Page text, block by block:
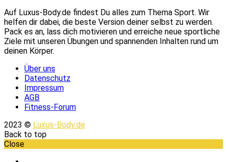
Auf Luxus-Body.de findest Du alles zum Thema Sport. Wir
helfen dir dabei, die beste Version deiner selbst zu werden.
Pack es an, lass dich motivieren und erreiche neue sportliche
Ziele mit unseren Übungen und spannenden Inhalten rund um
deinen Körper.
Über uns
Datenschutz
Impressum
AGB
Fitness-Forum
2023 © Luxus-Body.de
Back to top
Close